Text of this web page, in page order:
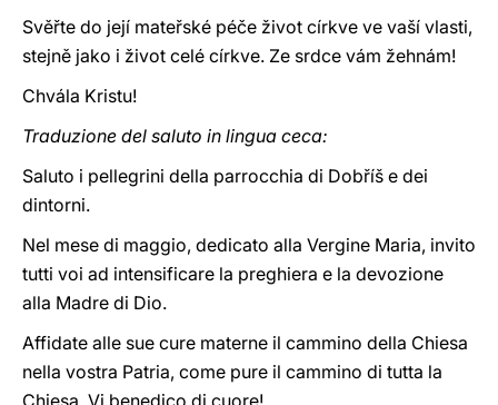
Svěřte do její mateřské péče život církve ve vaší vlasti,
stejně jako i život celé církve. Ze srdce vám žehnám!
Chvála Kristu!
Traduzione del saluto in lingua ceca:
Saluto i pellegrini della parrocchia di Dobříš e dei
dintorni.
Nel mese di maggio, dedicato alla Vergine Maria, invito
tutti voi ad intensificare la preghiera e la devozione
alla Madre di Dio.
Affidate alle sue cure materne il cammino della Chiesa
nella vostra Patria, come pure il cammino di tutta la
Chiesa. Vi benedico di cuore!